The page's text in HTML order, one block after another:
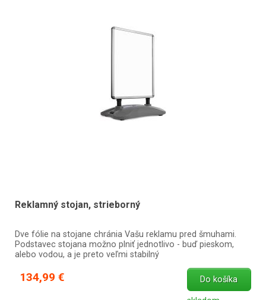
Reklamný stojan, strieborný
Dve fólie na stojane chránia Vašu reklamu pred šmuhami.
Podstavec stojana možno plniť jednotlivo - buď pieskom,
alebo vodou, a je preto veľmi stabilný
134,99 € Do košíka